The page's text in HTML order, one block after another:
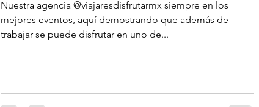
Nuestra agencia @viajaresdisfrutarmx siempre en los
mejores eventos, aquí demostrando que además de
trabajar se puede disfrutar en uno de...